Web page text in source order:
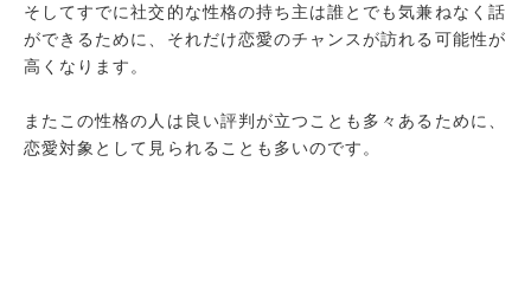
そしてすでに社交的な性格の持ち主は誰とでも気兼ねなく話
ができるために、それだけ恋愛のチャンスが訪れる可能性が
高くなります。
またこの性格の人は良い評判が立つことも多々あるために、
恋愛対象として見られることも多いのです。